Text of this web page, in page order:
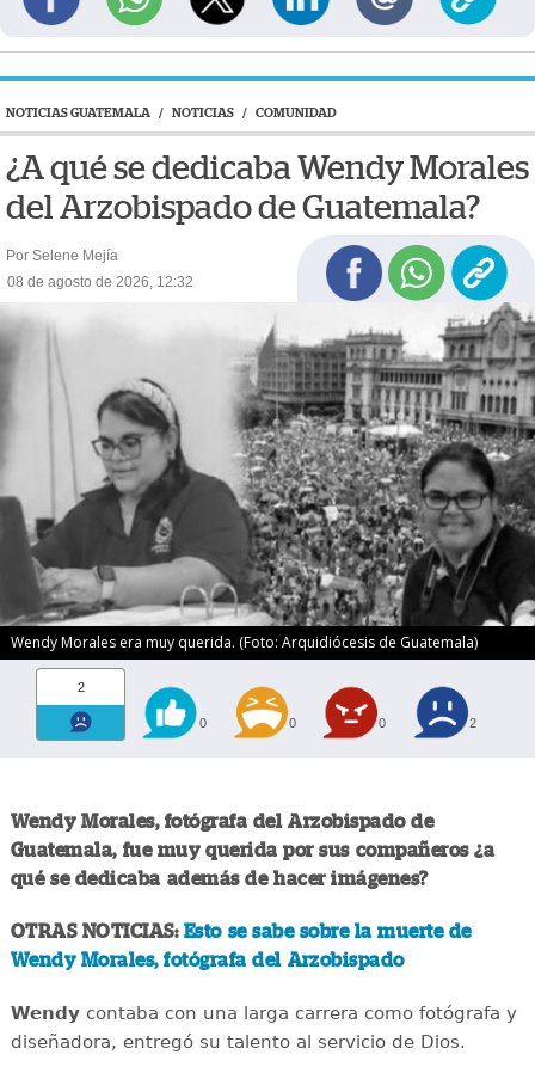
NOTICIAS GUATEMALA / NOTICIAS / COMUNIDAD
¿A qué se dedicaba Wendy Morales
del Arzobispado de Guatemala?
Por Selene Mejía
08 de agosto de 2026, 12:32
Wendy Morales era muy querida. (Foto: Arquidiócesis de Guatemala)
2
0 0 0 2
Wendy Morales, fotógrafa del Arzobispado de
Guatemala, fue muy querida por sus compañeros ¿a
qué se dedicaba además de hacer imágenes?
OTRAS NOTICIAS: Esto se sabe sobre la muerte de
Wendy Morales, fotógrafa del Arzobispado
Wendycontaba con una larga carrera como fotógrafa y
diseñadora, entregó su talento al servicio de Dios.